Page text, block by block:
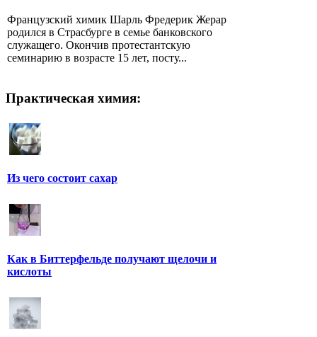
Французский химик Шарль Фредерик Жерар
родился в Страсбурге в семье банковского
служащего. Окончив протестантскую
семинарию в возрасте 15 лет, посту...
Практическая химия:
Из чего состоит сахар
Как в Биттерфельде получают щелочи и
кислоты